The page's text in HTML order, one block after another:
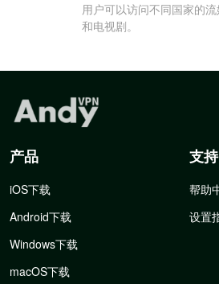
用户可以访问不同国家的
和电视剧。
产品
iOS下载
Android下载
Windows下载
macOS下载
支持
帮助
设置